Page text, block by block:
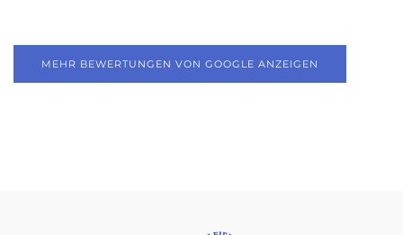
MEHR BEWERTUNGEN VON GOOGLE ANZEIGEN